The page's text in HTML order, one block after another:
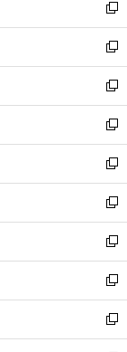
で
開
く
ド
ウ
で
開
く
新
し
い
ウ
ィ
ン
ド
ウ
で
開
く
新
し
い
ウ
ィ
ン
ド
ウ
で
開
く
新
し
い
ウ
ィ
ン
ド
ウ
で
開
く
新
し
い
ウ
ィ
ン
ド
ウ
で
開
く
新
し
い
ウ
ィ
ン
ド
ウ
で
開
新
し
い
ウ
ィ
ン
ド
ウ
新
し
い
ウ
ィ
ン
新
し
い
ウ
新
し